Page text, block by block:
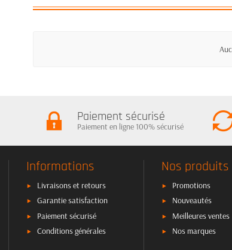
Paiement sécurisé
Paiement en ligne 100% sécurisé
Informations
Livraisons et retours
Garantie satisfaction
Paiement sécurisé
Conditions générales
Nos produits
Promotions
Nouveautés
Meilleures ventes
Nos marques